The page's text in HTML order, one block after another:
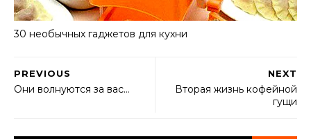
30 необычных гаджетов для кухни
NEXT
Вторая жизнь кофейной
гущи
PREVIOUS
Они волнуются за вас…